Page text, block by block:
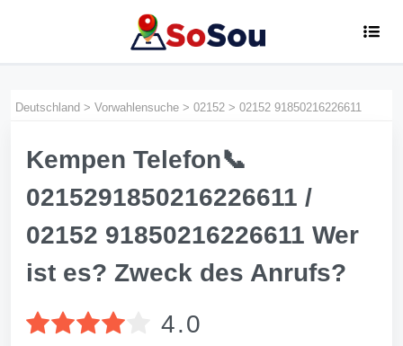
Deutschland > Vorwahlensuche > 02152 > 02152 91850216226611
Kempen Telefon📞
0215291850216226611 /
02152 91850216226611 Wer
ist es? Zweck des Anrufs?
4.0